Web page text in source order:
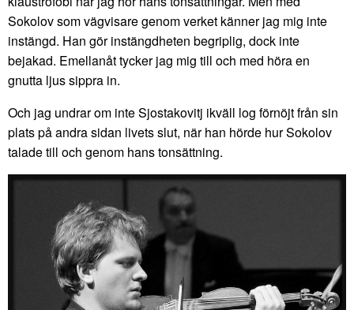
Sokolov som vägvisare genom verket känner jag mig inte
instängd. Han gör instängdheten begriplig, dock inte
bejakad. Emellanåt tycker jag mig till och med höra en
gnutta ljus sippra in.
Och jag undrar om inte Sjostakovitj ikväll log förnöjt från sin
plats på andra sidan livets slut, när han hörde hur Sokolov
talade till och genom hans tonsättning.